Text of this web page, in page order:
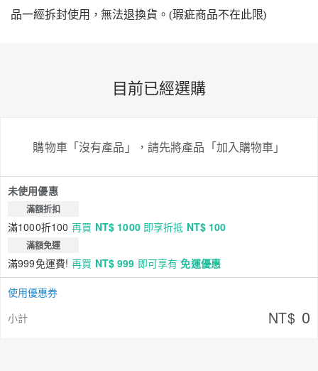
品一經拆封使用，無法退換貨。(瑕疵商品不在此限)
目前已經選購
購物車「沒有產品」，請先將產品「加入購物車」
未使用優惠
滿額折扣
滿1000折100 再買 NT$ 1000即享折抵 NT$ 100
滿額免運
滿999免運費! 再買 NT$ 999 即可享有免運優惠
使用優惠券
小計
NT$ 0